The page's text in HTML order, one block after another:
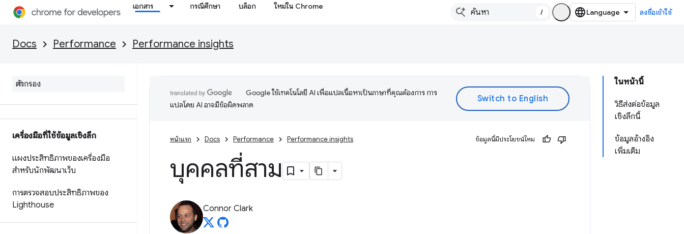
เอกสาร กรณีศึกษา บล็อก ใหม่ใน Chrome
/ ลงชื่อเข้าใช้
Docs Performance Performance insights
เครื่องมือที่ใช้ข้อมูลเชิงลึก
แผงประสิทธิภาพของเครื่องมือ
สำหรับนักพัฒนาเว็บ
การตรวจสอบประสิทธิภาพของ
Lighthouse
ในหน้านี้
วิธีส่งต่อข้อมูล
เชิงลึกนี้
ข้อมูลอ้างอิง
เพิ่มเติม
Google ใช้เทคโนโลยี AI เพื่อแปลเนื้อหาเป็นภาษาที่คุณต้องการ การ
แปลโดย AI อาจมีข้อผิดพลาด
หน้าแรก Docs Performance Performance insights ข้อมูลนี้มีประโยชน์ไหม
บุคคลที่สาม
Connor Clark